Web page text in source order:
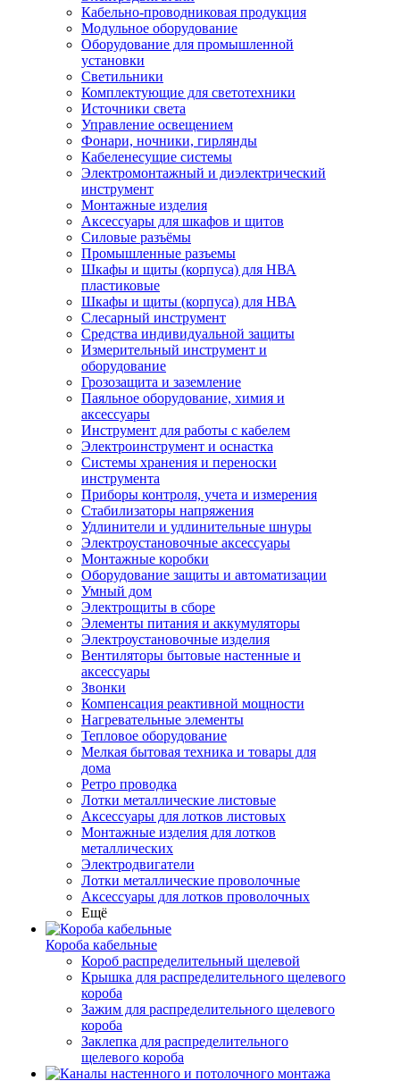
Кабельно-проводниковая продукция
Модульное оборудование
Оборудование для промышленной
установки
Светильники
Комплектующие для светотехники
Источники света
Управление освещением
Фонари, ночники, гирлянды
Кабеленесущие системы
Электромонтажный и диэлектрический
инструмент
Монтажные изделия
Аксессуары для шкафов и щитов
Силовые разъёмы
Промышленные разъемы
Шкафы и щиты (корпуса) для НВА
пластиковые
Шкафы и щиты (корпуса) для НВА
Слесарный инструмент
Средства индивидуальной защиты
Измерительный инструмент и
оборудование
Грозозащита и заземление
Паяльное оборудование, химия и
аксессуары
Инструмент для работы с кабелем
Электроинструмент и оснастка
Системы хранения и переноски
инструмента
Приборы контроля, учета и измерения
Стабилизаторы напряжения
Удлинители и удлинительные шнуры
Электроустановочные аксессуары
Монтажные коробки
Оборудование защиты и автоматизации
Умный дом
Электрощиты в сборе
Элементы питания и аккумуляторы
Электроустановочные изделия
Вентиляторы бытовые настенные и
аксессуары
Звонки
Компенсация реактивной мощности
Нагревательные элементы
Тепловое оборудование
Мелкая бытовая техника и товары для
дома
Ретро проводка
Лотки металлические листовые
Аксессуары для лотков листовых
Монтажные изделия для лотков
металлических
Электродвигатели
Лотки металлические проволочные
Аксессуары для лотков проволочных
Ещё
Короба кабельные
Короб распределительный щелевой
Крышка для распределительного щелевого
короба
Зажим для распределительного щелевого
короба
Заклепка для распределительного
щелевого короба